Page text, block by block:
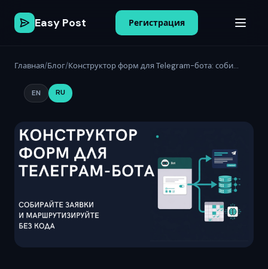
Easy Post Регистрация
Главная/Блог/Конструктор форм для Telegram-бота: соби...
EN RU